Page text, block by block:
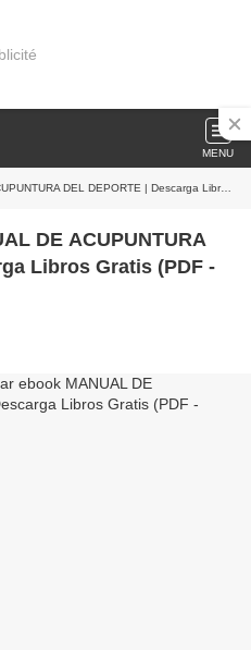
MENU
DEL DEPORTE | Descarga Libros Gratis (PDF - EPUB)
DE ACUPUNTURA
Libros Gratis (PDF -